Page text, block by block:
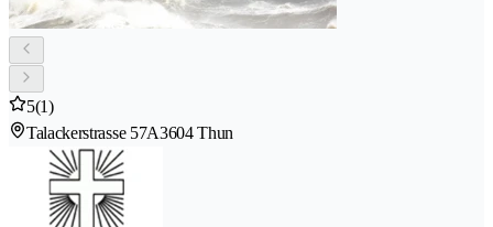
5(1)
Talackerstrasse 57A3604 Thun